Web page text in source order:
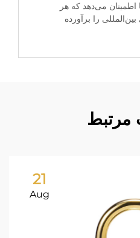
می‌دهد که هر
را برآورده
مرتبط
21
Aug